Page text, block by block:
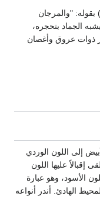
) بقوله: "والمرجان
الجماد بتحجره،
ذوات عروق وأغصان
إلى اللون الوردي
إقبالاً عليها اللون
الأسود، وهو عبارة
الهادئ. أندر أنواعه